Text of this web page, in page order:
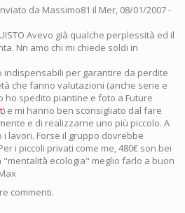
da Massimo81 il Mer, 08/01/2007 -
Avevo già qualche perplessità ed il
Nn amo chi mi chiede soldi in
indispensabili per garantire da perdite
che fanno valutazioni (anche serie e
ho spedito piantine e foto a Future
) e mi hanno ben sconsigliato dal fare
e di realizzarne uno più piccolo. A
lavori. Forse il gruppo dovrebbe
i piccoli privati come me, 480€ son bei
ecologia" meglio farlo a buon
commenti.